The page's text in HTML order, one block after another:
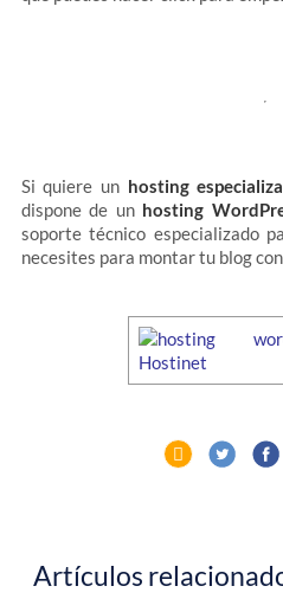
Si quiere un hosting
dispone de un hosting
soporte técnico especializado
necesites para montar tu blog
Artículos